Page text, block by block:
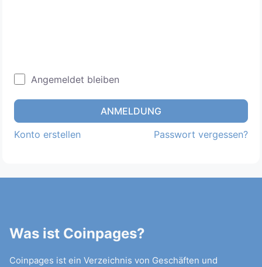
Angemeldet bleiben
ANMELDUNG
Konto erstellen Passwort vergessen?
Was ist Coinpages?
Coinpages ist ein Verzeichnis von Geschäften und